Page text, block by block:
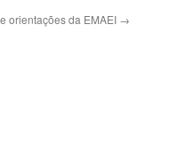
orientações da EMAEI →